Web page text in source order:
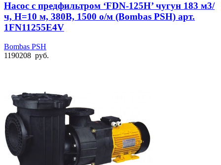
Насос с предфильтром ‘FDN-125H’ чугун 183 м3/
ч, Н=10 м, 380В, 1500 о/м (Bombas PSH) арт.
1FN11255E4V
Bombas PSH
1190208 руб.